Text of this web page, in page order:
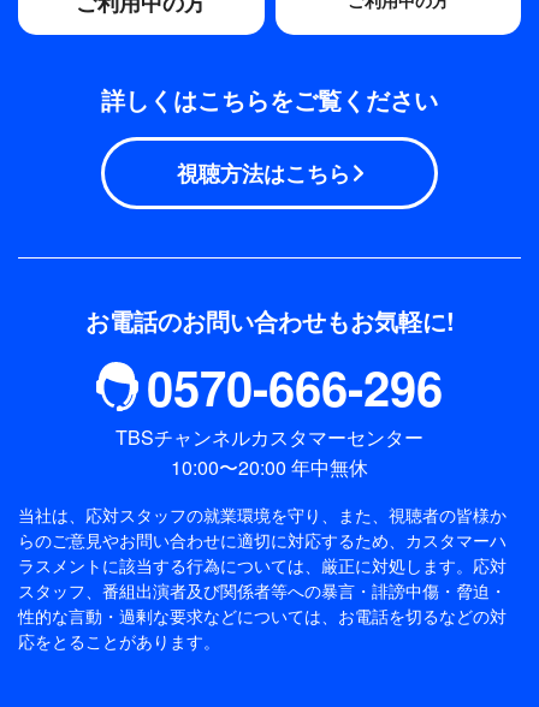
詳しくはこちらをご覧ください
視聴方法はこちら
お電話のお問い合わせもお気軽に!
0570-666-296
TBSチャンネルカスタマーセンター
10:00〜20:00 年中無休
当社は、応対スタッフの就業環境を守り、また、視聴者の皆様か
らのご意見やお問い合わせに適切に対応するため、 カスタマーハ
ラスメントに該当する行為については、厳正に対処します。応対
スタッフ、番組出演者及び関係者等への暴言・誹謗中傷・脅迫・
性的な言動・過剰な要求などについては、お電話を切るなどの対
応をとることがあります。